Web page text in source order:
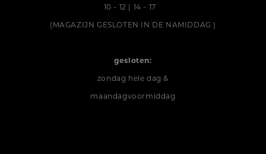
10 - 12 | 14 - 17
(MAGAZIJN GESLOTEN IN DE NAMIDDAG )
gesloten:
zondag hele dag &
maandagvoormiddag